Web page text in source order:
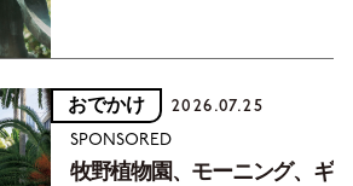
おでかけ 2026.07.25
SPONSORED
牧野植物園、モーニング、ギ